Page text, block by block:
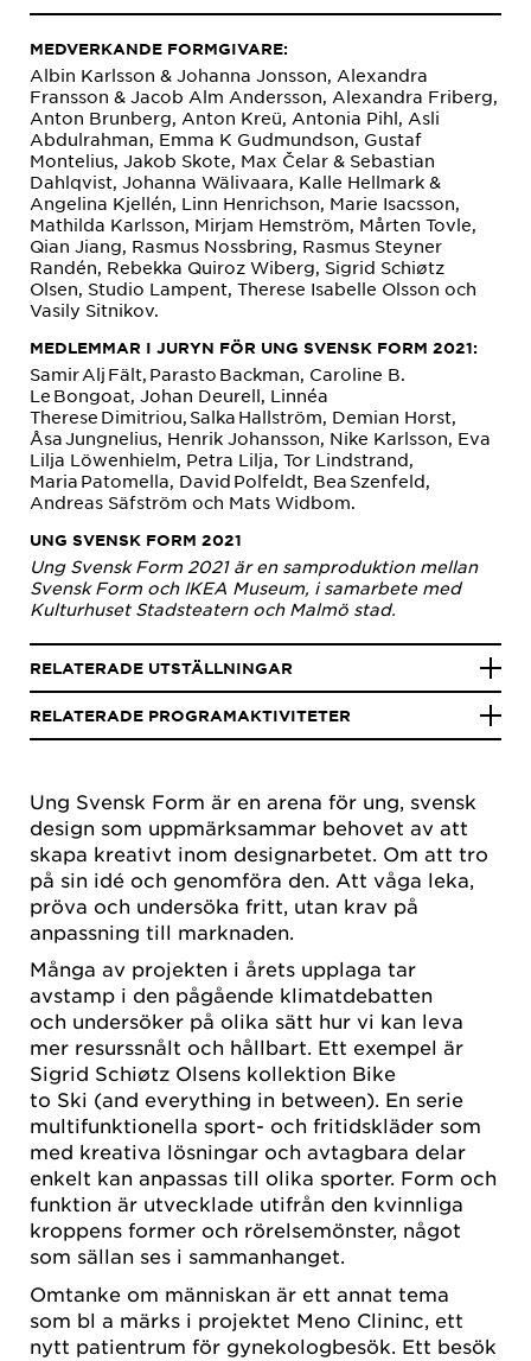
Ung Svensk Form är en arena för ung, svensk
design som uppmärksammar behovet av att
skapa kreativt inom designarbetet. Om att tro
på sin idé och genomföra den. Att våga leka,
pröva och undersöka fritt, utan krav på
anpassning till marknaden.
Många av projekten i årets upplaga tar
avstamp i den pågående klimatdebatten
och undersöker på olika sätt hur vi kan leva
mer resurssnålt och hållbart. Ett exempel är
Sigrid Schiøtz Olsens kollektion Bike
to Ski (and everything in between). En serie
multifunktionella sport- och fritidskläder som
med kreativa lösningar och avtagbara delar
enkelt kan anpassas till olika sporter. Form och
funktion är utvecklade utifrån den kvinnliga
kroppens former och rörelsemönster, något
som sällan ses i sammanhanget.
Omtanke om människan är ett annat tema
som bl a märks i projektet Meno Clininc, ett
nytt patientrum för gynekologbesök. Ett besök
MEDVERKANDE FORMGIVARE:
Albin Karlsson & Johanna Jonsson, Alexandra
Fransson & Jacob Alm Andersson, Alexandra Friberg,
Anton Brunberg, Anton Kreü, Antonia Pihl, Asli
Abdulrahman, Emma K Gudmundson, Gustaf
Montelius, Jakob Skote, Max Čelar & Sebastian
Dahlqvist, Johanna Wälivaara, Kalle Hellmark &
Angelina Kjellén, Linn Henrichson, Marie Isacsson,
Mathilda Karlsson, Mirjam Hemström, Mårten Tovle,
Qian Jiang, Rasmus Nossbring, Rasmus Steyner
Randén, Rebekka Quiroz Wiberg, Sigrid Schiøtz
Olsen, Studio Lampent, Therese Isabelle Olsson och
Vasily Sitnikov.
MEDLEMMAR I JURYN FÖR UNG SVENSK FORM 2021:
Samir Alj Fält, Parasto Backman, Caroline B.
Le Bongoat, Johan Deurell, Linnéa
Therese Dimitriou, Salka Hallström, Demian Horst,
Åsa Jungnelius, Henrik Johansson, Nike Karlsson, Eva
Lilja Löwenhielm, Petra Lilja, Tor Lindstrand,
Maria Patomella, David Polfeldt, Bea Szenfeld,
Andreas Säfström och Mats Widbom.
UNG SVENSK FORM 2021
Ung Svensk Form 2021 är en samproduktion mellan
Svensk Form och IKEA Museum, i samarbete med
Kulturhuset Stadsteatern och Malmö stad.
RELATERADE UTSTÄLLNINGAR
RELATERADE PROGRAMAKTIVITETER